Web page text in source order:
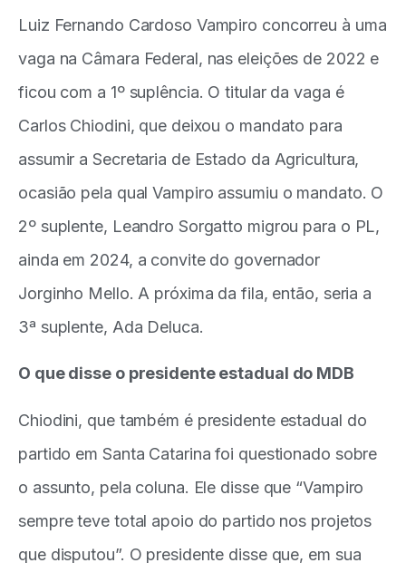
Luiz Fernando Cardoso Vampiro concorreu à uma
vaga na Câmara Federal, nas eleições de 2022 e
ficou com a 1º suplência. O titular da vaga é
Carlos Chiodini, que deixou o mandato para
assumir a Secretaria de Estado da Agricultura,
ocasião pela qual Vampiro assumiu o mandato. O
2º suplente, Leandro Sorgatto migrou para o PL,
ainda em 2024, a convite do governador
Jorginho Mello. A próxima da fila, então, seria a
3ª suplente, Ada Deluca.
O que disse o presidente estadual do MDB
Chiodini, que também é presidente estadual do
partido em Santa Catarina foi questionado sobre
o assunto, pela coluna. Ele disse que “Vampiro
sempre teve total apoio do partido nos projetos
que disputou”. O presidente disse que, em sua